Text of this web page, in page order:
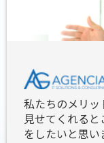
私たちのメリッ
見せてくれる
をしたいと思い